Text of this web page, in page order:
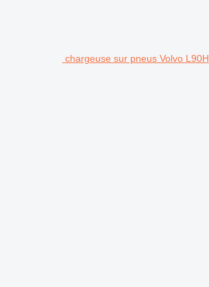
chargeuse sur pneus Volvo L90H